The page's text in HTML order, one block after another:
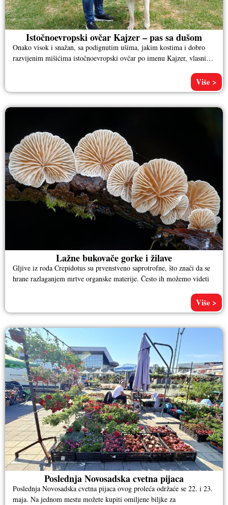
Istočnoevropski ovčar Kajzer – pas sa dušom
Onako visok i snažan, sa podignutim ušima, jakim kostima i dobro
razvijenim mišićima istočnoevropski ovčar po imenu Kajzer, vlasnika
Više >
Lažne bukovače gorke i žilave
Gljive iz roda Crepidotus su prvenstveno saprotrofne, što znači da se
hrane razlaganjem mrtve organske materije. Često ih možemo videti
Više >
Poslednja Novosadska cvetna pijaca
Poslednja Novosadska cvetna pijaca ovog proleća održaće se 22. i 23.
maja. Na jednom mestu možete kupiti omiljene biljke za